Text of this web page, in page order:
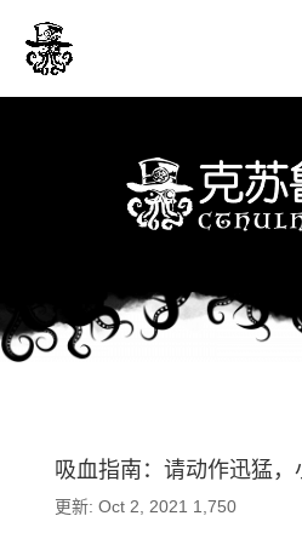
吸血指南：请动作迅猛，
更新: Oct 2, 2021 1,750